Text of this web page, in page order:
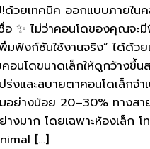
วยเทคนิค ออกแบบภายใน
ชื่อ ✨ ไม่ว่าคอนโดของคุณ
มฟังก์ชันใช้งานจริง” ได้ด้
นโดขนาดเล็กให้ดูกว้างขึ้น
งและสบายตาคอนโดเล็กจ
ย่างน้อย 20–30% ทางสา
มาก โดยเฉพาะห้องเล็ก
[…]